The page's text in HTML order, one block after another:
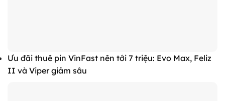
Ưu đãi thuê pin VinFast nên tới 7 triệu: Evo Max, Feliz
II và Viper giảm sâu